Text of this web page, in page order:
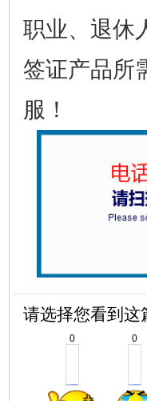
职业、退休
签证产品所
服！
请选择您看到这
0 0